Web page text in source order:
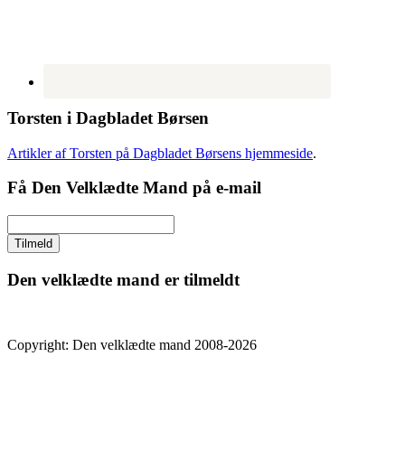
Torsten i Dagbladet Børsen
Artikler af Torsten på Dagbladet Børsens hjemmeside.
Få Den Velklædte Mand på e-mail
Den velklædte mand er tilmeldt
Copyright: Den velklædte mand 2008-2026